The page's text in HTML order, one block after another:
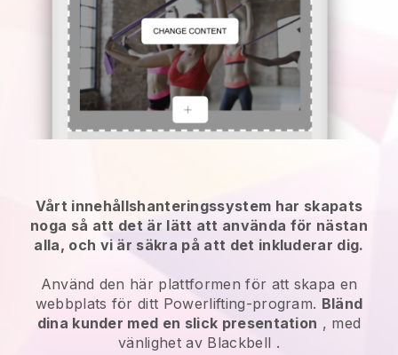
Vårt innehållshanteringssystem har skapats
noga så att det är lätt att använda för nästan
alla, och vi är säkra på att det inkluderar dig.
Använd den här plattformen för att skapa en
webbplats för ditt Powerlifting-program. Bländ
dina kunder med en slick presentation , med
vänlighet av Blackbell .